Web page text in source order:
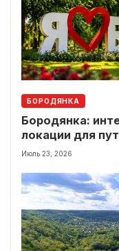
БОРОДЯНКА
Бородянка:
локации для
Июль 23, 2026